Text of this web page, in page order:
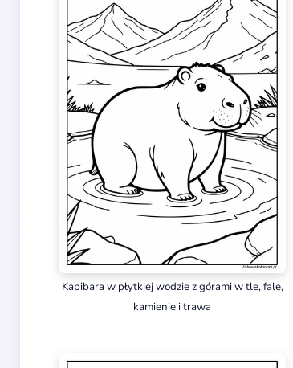
Kapibara w płytkiej wodzie z górami w tle, fale,
kamienie i trawa